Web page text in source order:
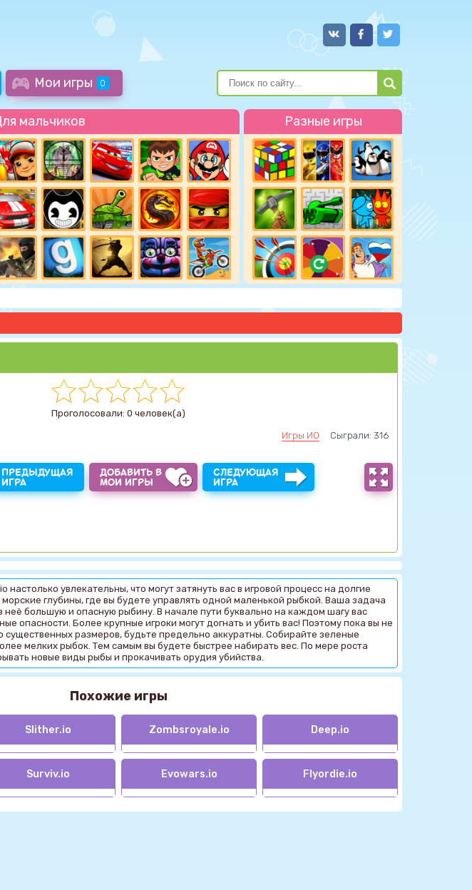
Мои игры 0
мальчиков Разные игры
Проголосовали: 0 человек(а)
Игры ИО Сыграли: 316
ПРЕДЫДУЩАЯ
ИГРА
ДОБАВИТЬ В
МОИ ИГРЫ
СЛЕДУЮЩАЯ
ИГРА
настолько увлекательны, что могут затянуть вас в игровой процесс на долгие
глубины, где вы будете управлять одной маленькой рыбкой. Ваша задача
неё большую и опасную рыбину. В начале пути буквально на каждом шагу вас
опасности. Более крупные игроки могут догнать и убить вас! Поэтому пока вы не
существенных размеров, будьте предельно аккуратны. Собирайте зеленые
мелких рыбок. Тем самым вы будете быстрее набирать вес. По мере роста
новые виды рыбы и прокачивать орудия убийства.
Похожие игры
Slither.io Zombsroyale.io Deep.io
Surviv.io Evowars.io Flyordie.io